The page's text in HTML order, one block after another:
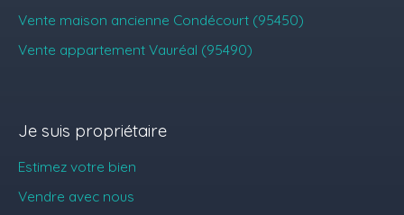
Vente maison ancienne Condécourt (95450)
Vente appartement Vauréal (95490)
Je suis propriétaire
Estimez votre bien
Vendre avec nous